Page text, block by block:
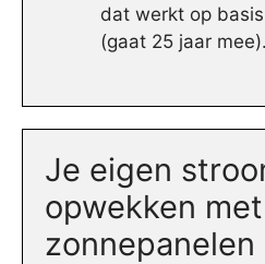
dat werkt op
(gaat 25 jaar mee).
Je eigen
opwekken met
zonnepanelen